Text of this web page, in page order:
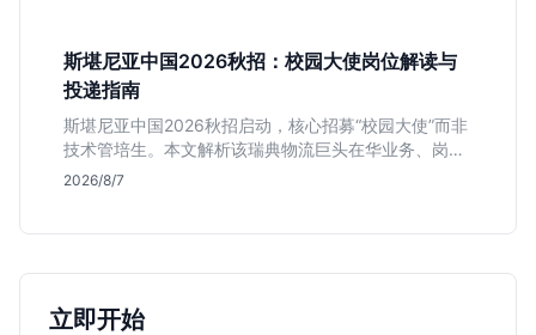
斯堪尼亚中国2026秋招：校园大使岗位解读与
投递指南
斯堪尼亚中国2026秋招启动，核心招募“校园大使”而非
技术管培生。本文解析该瑞典物流巨头在华业务、岗位
真实职责及不限专业背后的竞争逻辑，助你判断是否值
2026/8/7
立即开始